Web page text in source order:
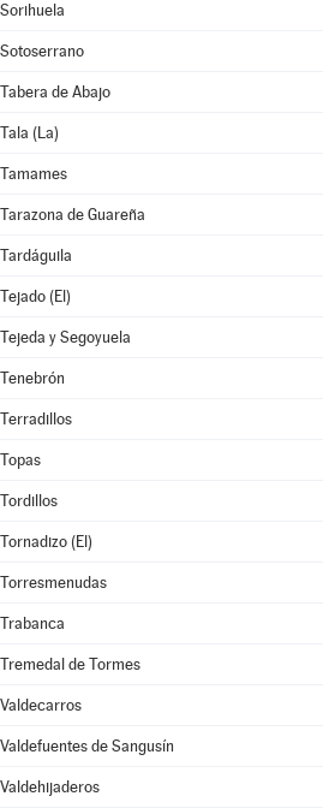
Sorihuela
Sotoserrano
Tabera de Abajo
Tala (La)
Tamames
Tarazona de Guareña
Tardáguila
Tejado (El)
Tejeda y Segoyuela
Tenebrón
Terradillos
Topas
Tordillos
Tornadizo (El)
Torresmenudas
Trabanca
Tremedal de Tormes
Valdecarros
Valdefuentes de Sangusín
Valdehijaderos